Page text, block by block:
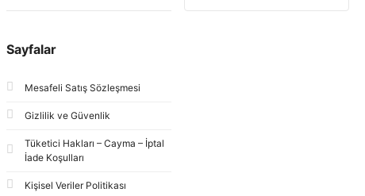
Sayfalar
Mesafeli Satış Sözleşmesi
Gizlilik ve Güvenlik
Tüketici Hakları – Cayma – İptal
İade Koşulları
Kişisel Veriler Politikası